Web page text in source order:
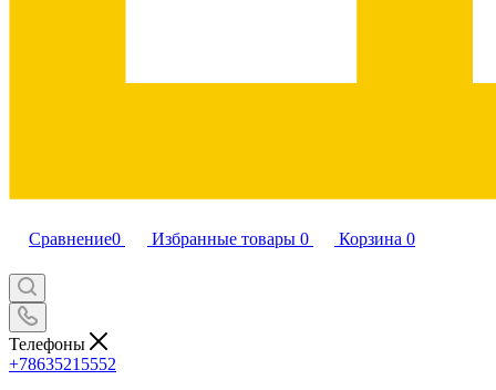
Сравнение0 Избранные товары 0 Корзина 0
Телефоны
+78635215552